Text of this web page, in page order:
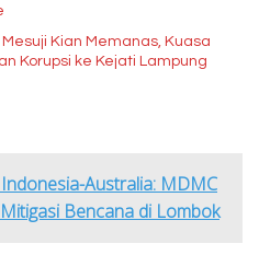
Kian Memanas, Kuasa
Korupsi ke Kejati Lampung
Australia: MDMC
Bencana di Lombok